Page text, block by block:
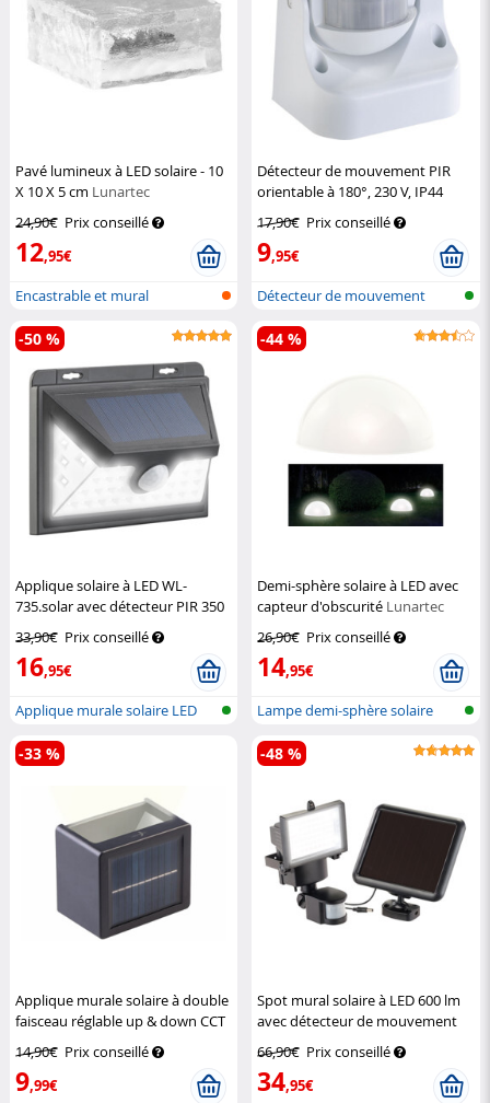
Pavé lumineux à LED solaire - 10
X 10 X 5 cm Lunartec
24,90€ Prix conseillé
12,95€
Encastrable et mural
Détecteur de mouvement PIR
orientable à 180°, 230 V, IP44
17,90€ Prix conseillé
9,95€
Détecteur de mouvement
pour usage i...
Applique solaire à LED WL-
735.solar avec détecteur PIR 350
33,90€ Prix conseillé
16,95€
-50 %
Applique murale solaire LED
avec fo...
Demi-sphère solaire à LED avec
capteur d'obscurité Lunartec
26,90€ Prix conseillé
14,95€
-44 %
Lampe demi-sphère solaire
Applique murale solaire à double
faisceau réglable up & down CCT
14,90€ Prix conseillé
9,99€
-33 %
Spot mural solaire à LED 600 lm
avec détecteur de mouvement
66,90€ Prix conseillé
34,95€
-48 %